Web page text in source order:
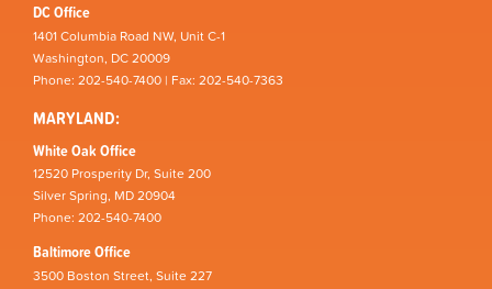
DC Office
1401 Columbia Road NW, Unit C-1
Washington, DC 20009
Phone: 202-540-7400 | Fax: 202-540-7363
MARYLAND:
White Oak Office
12520 Prosperity Dr, Suite 200
Silver Spring, MD 20904
Phone: 202-540-7400
Baltimore Office
3500 Boston Street, Suite 227